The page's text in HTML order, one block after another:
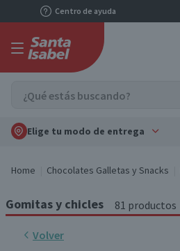
Centro de ayuda
Elige tu modo de entrega
Home Chocolates Galletas y Snacks
Gomitas y chicles 81 productos
Volver